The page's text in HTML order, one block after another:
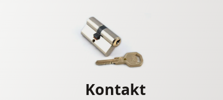
Kontakt